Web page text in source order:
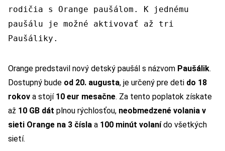
rodičia s Orange paušálom. K jednému
paušálu je možné aktivovať až tri
Paušáliky.
Orange predstavil nový detský paušál s názvom Paušálik.
Dostupný bude od 20. augusta, je určený pre deti do 18
rokov a stojí 10 eur mesačne. Za tento poplatok získate
až 10 GB dát plnou rýchlosťou, neobmedzené volania v
sieti Orange na 3 čísla a 100 minút volanído všetkých
sietí.